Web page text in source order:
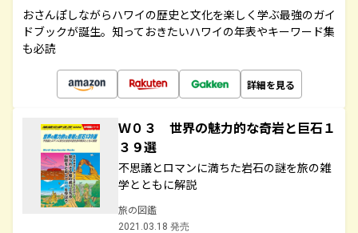
おさんぽしながらハワイの歴史と文化を楽しく学ぶ最強のガイ
ドブックが誕生。知っておきたいハワイの年表やキーワード集
も必読
詳細を見る
Ｗ０３ 世界の魅力的な奇岩と巨石１
３９選
不思議とロマンに満ちた岩石の謎を旅の雑
学とともに解説
旅の図鑑
2021.03.18 発売